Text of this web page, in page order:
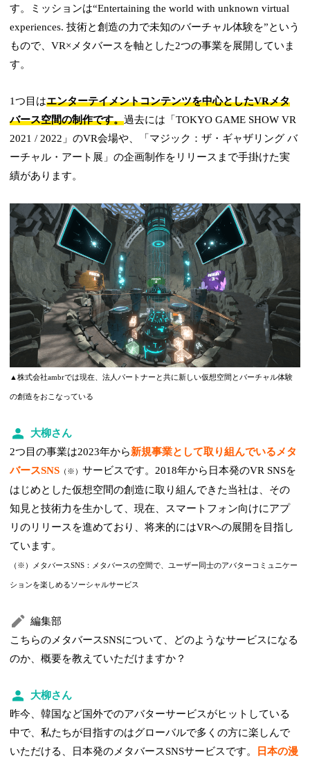
す。ミッションは“Entertaining the world with unknown virtual
experiences. 技術と創造の力で未知のバーチャル体験を”という
もので、VR×メタバースを軸とした2つの事業を展開していま
す。
1つ目はエンターテイメントコンテンツを中心としたVRメタ
バース空間の制作です。過去には「TOKYO GAME SHOW VR
2021 / 2022」のVR会場や、「マジック：ザ・ギャザリング バ
ーチャル・アート展」の企画制作をリリースまで手掛けた実
績があります。
▲株式会社ambrでは現在、法人パートナーと共に新しい仮想空間とバーチャル体験
の創造をおこなっている
大柳さん
2つ目の事業は2023年から新規事業として取り組んでいるメタ
バースSNS （※）サービスです。2018年から日本発のVR SNSを
はじめとした仮想空間の創造に取り組んできた当社は、その
知見と技術力を生かして、現在、スマートフォン向けにアプ
リのリリースを進めており、将来的にはVRへの展開を目指し
ています。
（※）メタバースSNS：メタバースの空間で、ユーザー同士のアバターコミュニケー
ションを楽しめるソーシャルサービス
編集部
こちらのメタバースSNSについて、どのようなサービスになる
のか、概要を教えていただけますか？
大柳さん
昨今、韓国など国外でのアバターサービスがヒットしている
中で、私たちが目指すのはグローバルで多くの方に楽しんで
いただける、日本発のメタバースSNSサービスです。
日本の漫